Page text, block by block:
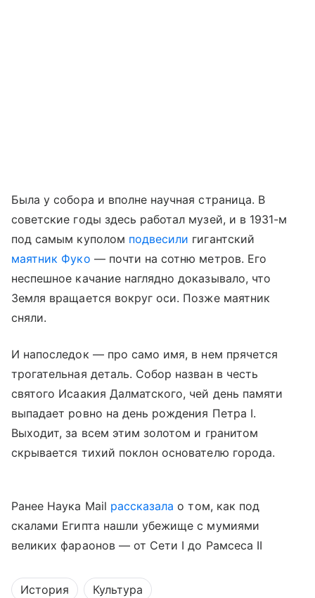
Была у собора и вполне научная страница. В
советские годы здесь работал музей, и в 1931-м
под самым куполом подвесили гигантский
маятник Фуко — почти на сотню метров. Его
неспешное качание наглядно доказывало, что
Земля вращается вокруг оси. Позже маятник
сняли.
И напоследок — про само имя, в нем прячется
трогательная деталь. Собор назван в честь
святого Исаакия Далматского, чей день памяти
выпадает ровно на день рождения Петра I.
Выходит, за всем этим золотом и гранитом
скрывается тихий поклон основателю города.
Ранее Наука Mail рассказала о том, как под
скалами Египта нашли убежище с мумиями
великих фараонов — от Сети I до Рамсеса II
История Культура